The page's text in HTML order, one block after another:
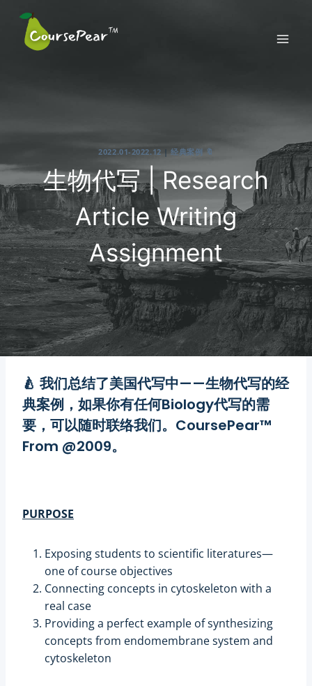
content
2022.01-2022.12 |经典案例 🔖
生物代写 | Research
Article Writing
Assignment
By
CoursePear™
2022-02-19
🍐 我们总结了美国代写中——生物代写的经
典案例，如果你有任何Biology代写的需
要，可以随时联络我们。CoursePear™
From @2009。
PURPOSE
Exposing students to scientific literatures—
one of course objectives
Connecting concepts in cytoskeleton with a
real case
Providing a perfect example of synthesizing
concepts from endomembrane system and
cytoskeleton